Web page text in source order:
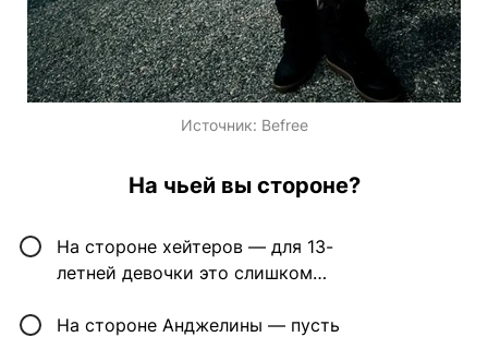
Источник: Befree
На чьей вы стороне?
На стороне хейтеров — для 13-
летней девочки это слишком…
На стороне Анджелины — пусть